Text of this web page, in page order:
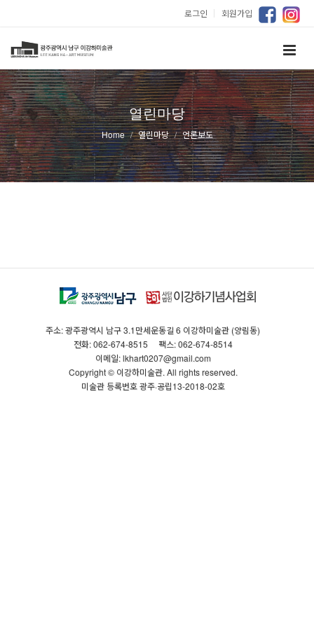
로그인 ｜ 회원가입
열린마당
Home 열린마당 언론보도
주소: 광주광역시 남구 3.1만세운동길 6 이강하미술관 (양림동)
전화: 062-674-8515
팩스: 062-674-8514
이메일: lkhart0207@gmail.com
Copyright © 이강하미술관. All rights reserved.
미술관 등록번호 광주·공립13-2018-02호